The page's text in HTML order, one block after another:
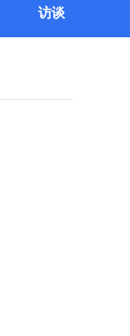
访谈